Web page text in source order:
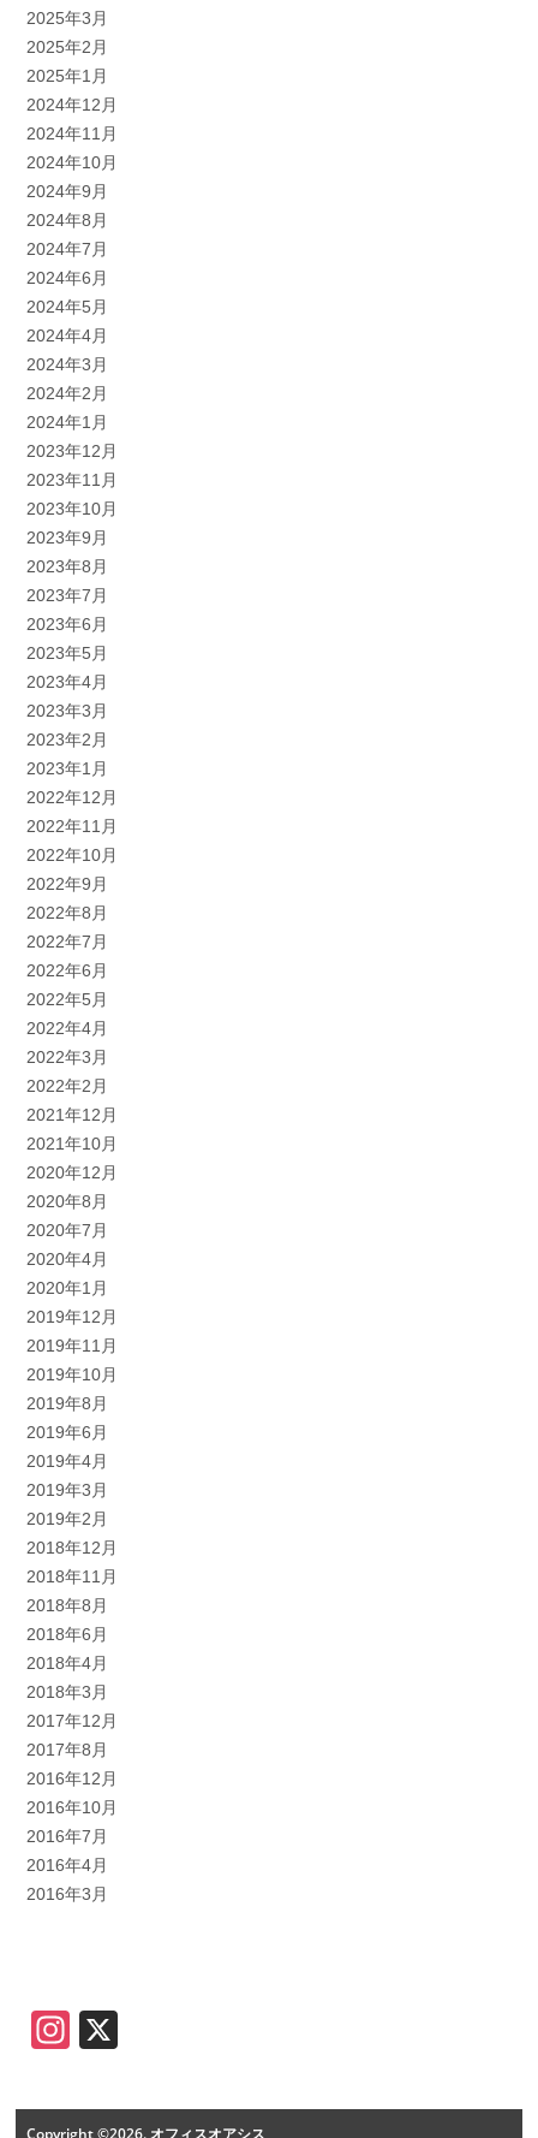
2025年3月
2025年2月
2025年1月
2024年12月
2024年11月
2024年10月
2024年9月
2024年8月
2024年7月
2024年6月
2024年5月
2024年4月
2024年3月
2024年2月
2024年1月
2023年12月
2023年11月
2023年10月
2023年9月
2023年8月
2023年7月
2023年6月
2023年5月
2023年4月
2023年3月
2023年2月
2023年1月
2022年12月
2022年11月
2022年10月
2022年9月
2022年8月
2022年7月
2022年6月
2022年5月
2022年4月
2022年3月
2022年2月
2021年12月
2021年10月
2020年12月
2020年8月
2020年7月
2020年4月
2020年1月
2019年12月
2019年11月
2019年10月
2019年8月
2019年6月
2019年4月
2019年3月
2019年2月
2018年12月
2018年11月
2018年8月
2018年6月
2018年4月
2018年3月
2017年12月
2017年8月
2016年12月
2016年10月
2016年7月
2016年4月
2016年3月
Instagram
Copyright ©2026. オフィスオアシス